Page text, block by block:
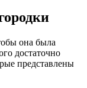
она была
достаточно
представлены